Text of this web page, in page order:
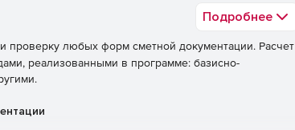
Подробнее
проверку любых форм сметной документации. Расчет
реализованными в программе: базисно-